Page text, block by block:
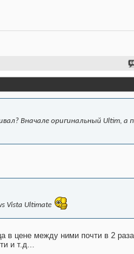
Вначале оригинальный Ultim, а
Vista Ultimate
в цене между ними почти в 2
и т.д...